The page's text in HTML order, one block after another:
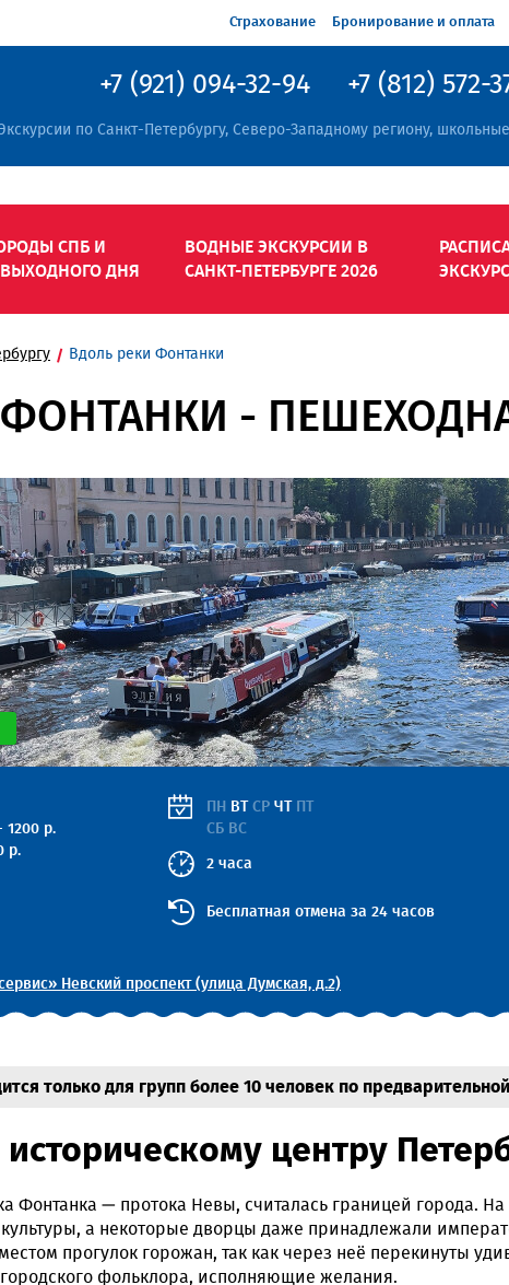
Страхование Бронирование и оплата
+7 (921) 094-32-94 +7 (812) 572-
по Санкт-Петербургу, Северо-Западному региону,
СПБ И
ДНЯ
ВОДНЫЕ ЭКСКУРСИИ В
САНКТ-ПЕТЕРБУРГЕ 2026
Вдоль реки Фонтанки
-
1200 р.
р.
ПН ВТ СР ЧТ
СБ ВС
2 часа
Бесплатная отмена за 24 часов
Невский проспект (улица Думская, д.2)
только для групп более 10 человек по
центру
Фонтанка — протока Невы, считалась границей города. На
а некоторые дворцы даже принадлежали
прогулок горожан, так как через неё перекинуты
фольклора, исполняющие желания.